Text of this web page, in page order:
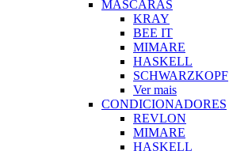
MÁSCARAS
KRAY
BEE IT
MIMARE
HASKELL
SCHWARZKOPF
Ver mais
CONDICIONADORES
REVLON
MIMARE
HASKELL